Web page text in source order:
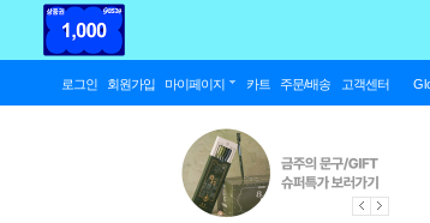
로그인 회원가입 마이페이지 카트 주문/배송 고객센터